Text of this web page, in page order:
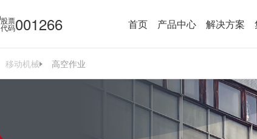
股票
代码001266 首页 产品中心 解决方案
移动机械 高空作业